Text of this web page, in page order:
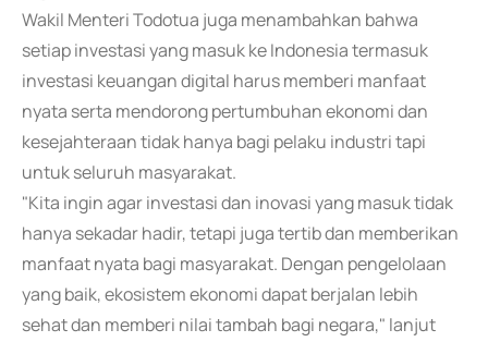
Wakil Menteri Todotua juga menambahkan bahwa
setiap investasi yang masuk ke Indonesia termasuk
investasi keuangan digital harus memberi manfaat
nyata serta mendorong pertumbuhan ekonomi dan
kesejahteraan tidak hanya bagi pelaku industri tapi
untuk seluruh masyarakat.
"Kita ingin agar investasi dan inovasi yang masuk tidak
hanya sekadar hadir, tetapi juga tertib dan memberikan
manfaat nyata bagi masyarakat. Dengan pengelolaan
yang baik, ekosistem ekonomi dapat berjalan lebih
sehat dan memberi nilai tambah bagi negara," lanjut